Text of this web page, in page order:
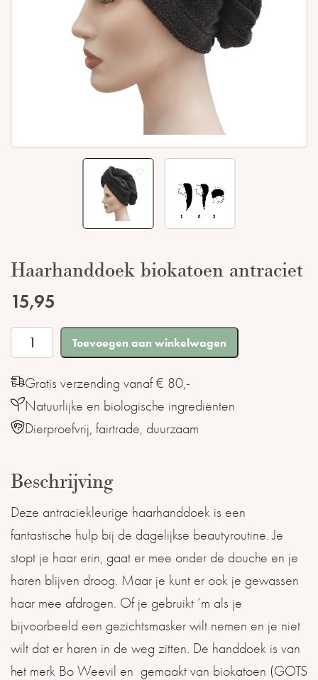
Haarhanddoek biokatoen antraciet
15,95
Haarhanddoek
biokatoen
antraciet
aantal
Toevoegen aan winkelwagen
Gratis verzending vanaf € 80,-
Natuurlijke en biologische ingrediënten
Dierproefvrij, fairtrade, duurzaam
Beschrijving
Deze antraciekleurige haarhanddoek is een
fantastische hulp bij de dagelijkse beautyroutine. Je
stopt je haar erin, gaat er mee onder de douche en je
haren blijven droog. Maar je kunt er ook je gewassen
haar mee afdrogen. Of je gebruikt ‘m als je
bijvoorbeeld een gezichtsmasker wilt nemen en je niet
wilt dat er haren in de weg zitten. De handdoek is van
het merk Bo Weevil en gemaakt van biokatoen (GOTS